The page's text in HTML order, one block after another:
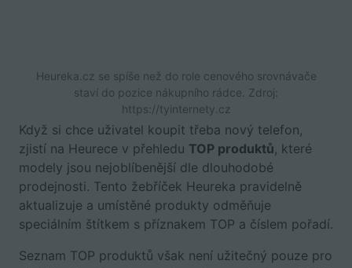
Heureka.cz se spíše než do role cenového srovnávače
staví do pozice nákupního rádce. Zdroj:
https://tyinternety.cz
Když si chce uživatel koupit třeba nový telefon,
zjistí na Heurece v přehledu TOP produktů, které
modely jsou nejoblíbenější dle dlouhodobé
prodejnosti. Tento žebříček Heureka pravidelně
aktualizuje a umístěné produkty odměňuje
speciálním štítkem s příznakem TOP a číslem pořadí.
Seznam TOP produktů však není užitečný pouze pro